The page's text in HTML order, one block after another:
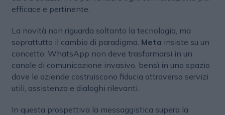
efficace e pertinente.
La novità non riguarda soltanto la tecnologia, ma
soprattutto il cambio di paradigma. Meta insiste su un
concetto: WhatsApp non deve trasformarsi in un
canale di comunicazione invasivo, bensì in uno spazio
dove le aziende costruiscono fiducia attraverso servizi
utili, assistenza e dialoghi rilevanti.
In questa prospettiva la messaggistica supera la